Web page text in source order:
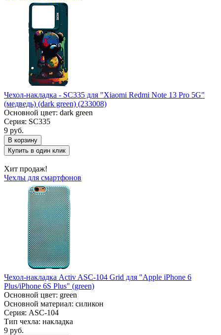
Чехол-накладка - SC335 для "Xiaomi Redmi Note 13 Pro 5G"
(медведь) (dark green) (233008)
Основной цвет: dark green
Серия: SC335
9 руб.
В корзину
Купить в один клик
Хит продаж!
Чехлы для смартфонов
Чехол-накладка Activ ASC-104 Grid для "Apple iPhone 6
Plus/iPhone 6S Plus" (green)
Основной цвет: green
Основной материал: силикон
Серия: ASC-104
Тип чехла: накладка
9 руб.